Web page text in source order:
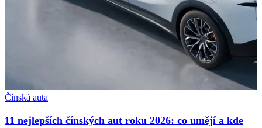
Čínská auta
11 nejlepších čínských aut roku 2026: co umějí a kde